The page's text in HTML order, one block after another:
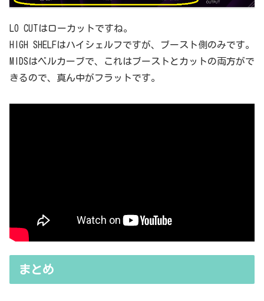
LO CUTはローカットですね。
HIGH SHELFはハイシェルフですが、ブースト側のみです。
MIDSはベルカーブで、これはブーストとカットの両方がで
きるので、真ん中がフラットです。
まとめ